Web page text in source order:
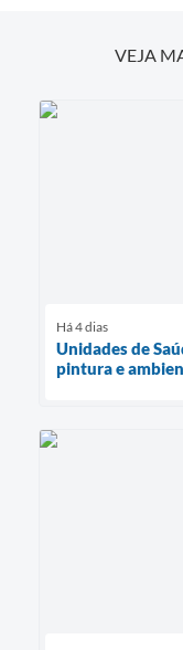
VEJA
Há 4 dias
Unidades de
pintura e